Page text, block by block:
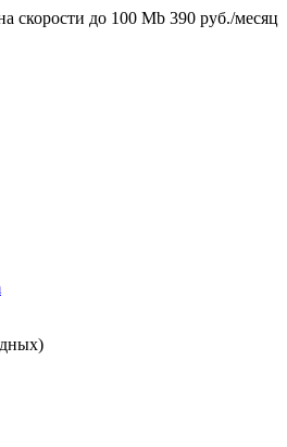
скорости до 100 Mb 390 руб./месяц